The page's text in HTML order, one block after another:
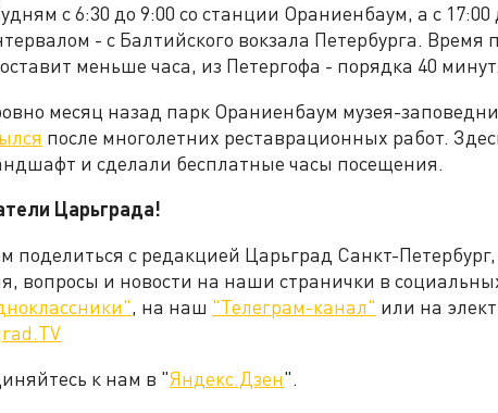
с 6:30 до 9:00 со станции Ораниенбаум, а с 17:00
- с Балтийского вокзала Петербурга. Время
меньше часа, из Петергофа - порядка 40 минут.
месяц назад парк Ораниенбаум музея-
после многолетних реставрационных работ.
и сделали бесплатные часы посещения.
Царьграда!
поделиться с редакцией Царьград Санкт-
вопросы и новости на наши странички в
, на наш "Телеграм-канал" или на
к нам в "Яндекс.Дзен".